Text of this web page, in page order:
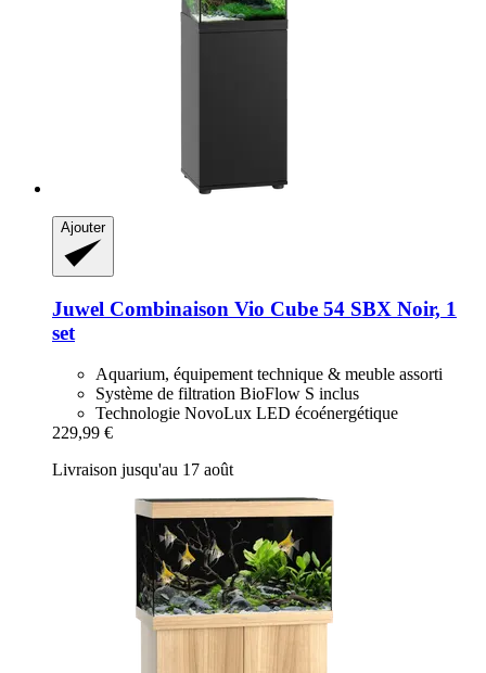
Ajouter
Juwel Combinaison Vio Cube 54 SBX Noir, 1
set
Aquarium, équipement technique & meuble assorti
Système de filtration BioFlow S inclus
Technologie NovoLux LED écoénergétique
229,99 €
Livraison jusqu'au 17 août